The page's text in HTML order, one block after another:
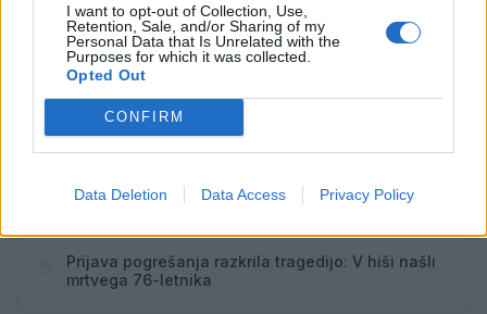
I want to opt-out of Collection, Use,
Retention, Sale, and/or Sharing of my
Personal Data that Is Unrelated with the
Purposes for which it was collected.
Opted Out
CONFIRM
Data Deletion Data Access Privacy Policy
Najbolj brano
Pretep v gostinskem lokalu v Velenju: 46-letnik
moškega udaril s steklenico in ga zabodel
(VIDEO) "Mislil sem, da je konec": Lastnik
velenjske picerije o padcu s padalom na
Hrvaškem
Prijava pogrešanja razkrila tragedijo: V hiši našli
mrtvega 76-letnika